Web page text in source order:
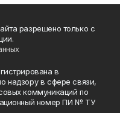
разрешено только с
в
надзору в сфере связи,
коммуникаций по
номер ПИ № ТУ